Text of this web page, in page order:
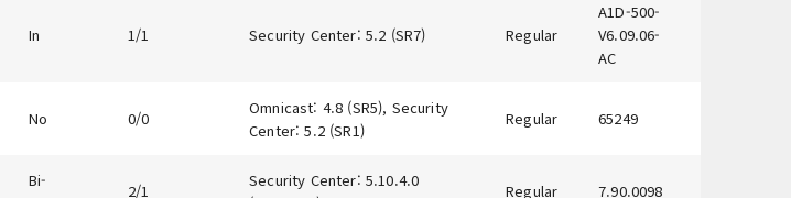
In 1/1 Security Center: 5.2 (SR7) Regular
A1D-500-
V6.09.06-
AC
No 0/0
Omnicast: 4.8 (SR5), Security
Center: 5.2 (SR1)
Regular 65249
Bi-
2/1
Security Center: 5.10.4.0
Regular 7.90.0098